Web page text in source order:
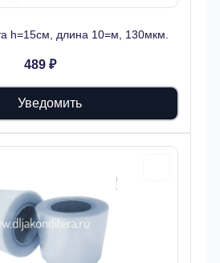
h=15см, длина 10=м, 130мкм.
489 ₽
Уведомить